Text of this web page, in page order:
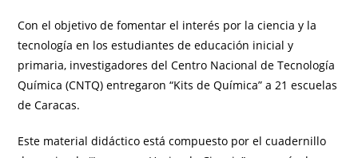
Con el objetivo de fomentar el interés por la ciencia y la
tecnología en los estudiantes de educación inicial y
primaria, investigadores del Centro Nacional de Tecnología
Química (CNTQ) entregaron “Kits de Química” a 21 escuelas
de Caracas.
Este material didáctico está compuesto por el cuadernillo